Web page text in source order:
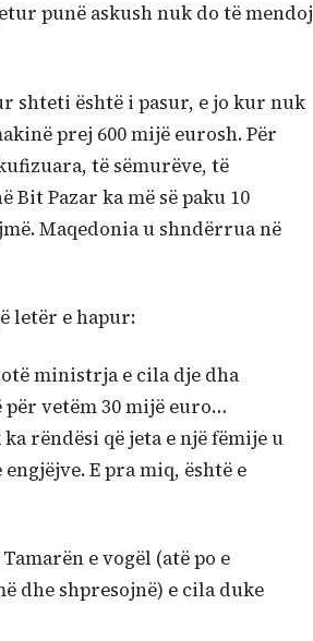
punë askush nuk do të mendoj
shteti është i pasur, e jo kur nuk
prej 600 mijë eurosh. Për
të sëmurëve, të
Pazar ka më së paku 10
Maqedonia u shndërrua në
letër e hapur:
ministrja e cila dje dha
vetëm 30 mijë euro…
rëndësi që jeta e një fëmije u
E pra miq, është e
e vogël (atë po e
dhe shpresojnë) e cila duke